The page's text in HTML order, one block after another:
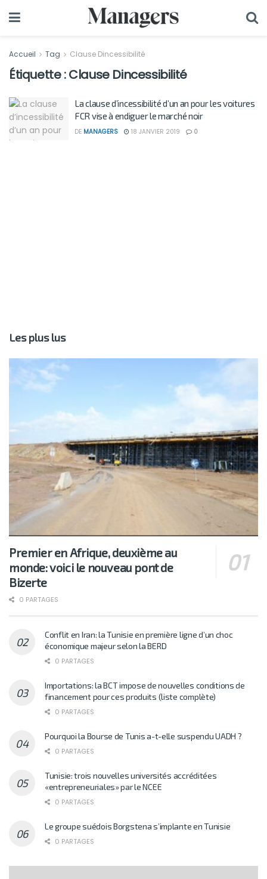
Accueil Tag Clause Dincessibilité
Étiquette :Clause Dincessibilité
La clause d’incessibilité d’un an pour les voitures
FCR vise à endiguer le marché noir
DE MANAGERS 18 JANVIER 2019 0
Les plus lus
Premier en Afrique, deuxième au
monde: voici le nouveau pont de
Bizerte
0 PARTAGES
Conflit en Iran: la Tunisie en première ligne d’un choc
économique majeur selon la BERD
0 PARTAGES
Importations: la BCT impose de nouvelles conditions de
financement pour ces produits (liste complète)
0 PARTAGES
Pourquoi la Bourse de Tunis a-t-elle suspendu UADH ?
0 PARTAGES
Tunisie: trois nouvelles universités accréditées
«entrepreneuriales» par le NCEE
0 PARTAGES
Le groupe suédois Borgstena s’implante en Tunisie
0 PARTAGES